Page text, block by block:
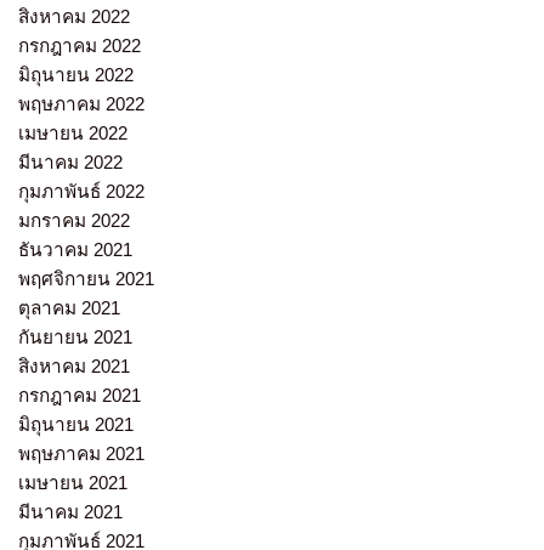
สิงหาคม 2022
กรกฎาคม 2022
มิถุนายน 2022
พฤษภาคม 2022
เมษายน 2022
มีนาคม 2022
กุมภาพันธ์ 2022
มกราคม 2022
ธันวาคม 2021
พฤศจิกายน 2021
ตุลาคม 2021
กันยายน 2021
สิงหาคม 2021
กรกฎาคม 2021
มิถุนายน 2021
พฤษภาคม 2021
เมษายน 2021
มีนาคม 2021
กุมภาพันธ์ 2021